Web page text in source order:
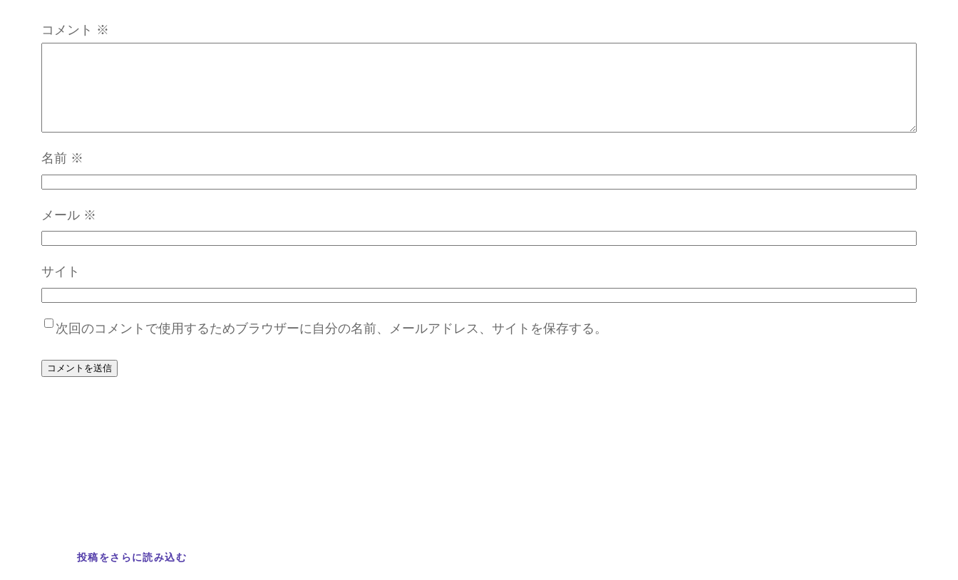
コメント ※
名前 ※
メール ※
サイト
次回のコメントで使用するためブラウザーに自分の名前、メールアドレス、サイトを保存する。
投稿をさらに読み込む